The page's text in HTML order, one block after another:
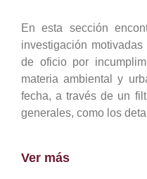
En esta sección
investigación
de oficio por
materia ambiental y
fecha, a través de un
generales, como los
Ver más